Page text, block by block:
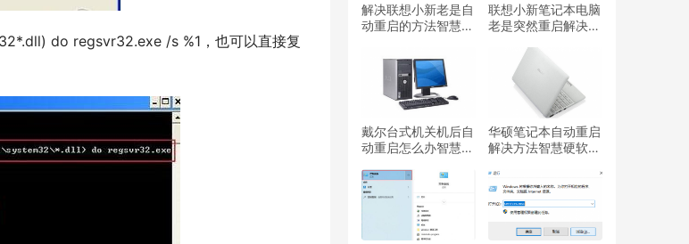
解决联想小新老是自
动重启的方法智慧硬
联想小新笔记本电脑
老是突然重启解决方
题处理分享
戴尔台式机关机后自
动重启怎么办智慧硬
享
华硕笔记本自动重启
解决方法智慧硬软件